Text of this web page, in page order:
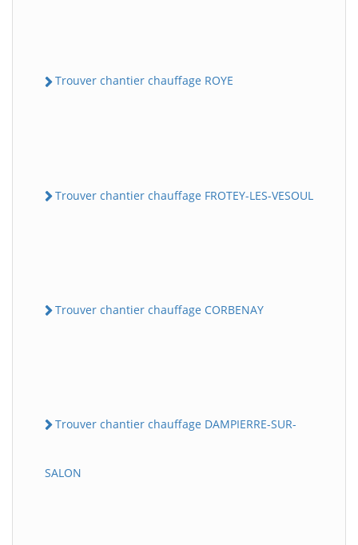
Trouver chantier chauffage ROYE
Trouver chantier chauffage FROTEY-LES-VESOUL
Trouver chantier chauffage CORBENAY
Trouver chantier chauffage DAMPIERRE-SUR-
SALON